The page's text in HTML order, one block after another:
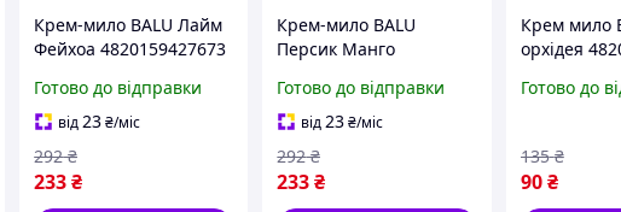
Крем-мило BALU Лайм
Фейхоа 4820159427673
Готово до відправки
від23₴/міс
233₴
292 ₴
Крем-мило BALU
Персик Манго
mars
Готово до відправки
від23₴/міс
233₴
292 ₴
Крем мило
орхідея
Готово до
90 ₴
135 ₴